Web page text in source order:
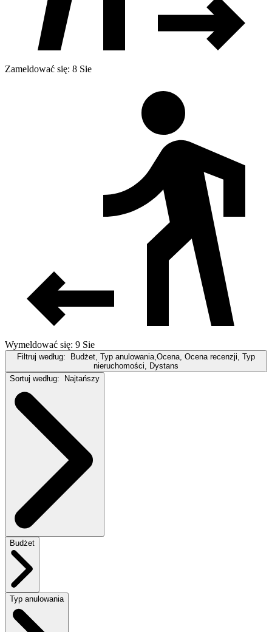
Zameldować się: 8 Sie
Wymeldować się: 9 Sie
Filtruj według:
Budżet, Typ anulowania,Ocena, Ocena recenzji, Typ
nieruchomości, Dystans
Sortuj według:
Najtańszy
Budżet
Typ anulowania